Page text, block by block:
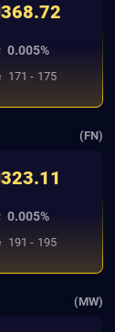
368.72
0.005%
171 - 175
(FN)
323.11
0.005%
191 - 195
(MW)